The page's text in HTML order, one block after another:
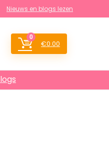
Nieuws en blogs lezen
0
€0.00